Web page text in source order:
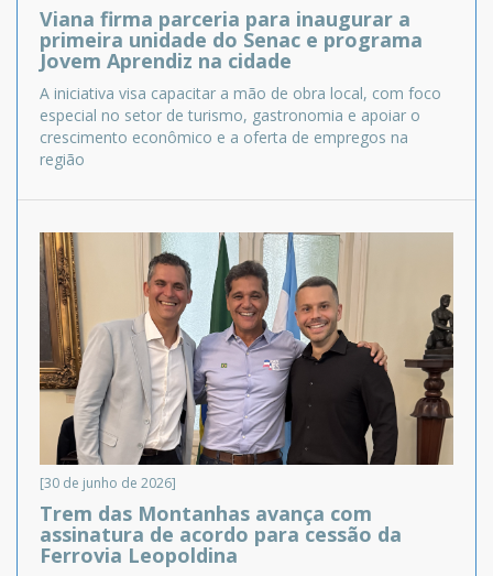
Viana firma parceria para inaugurar a
primeira unidade do Senac e programa
Jovem Aprendiz na cidade
A iniciativa visa capacitar a mão de obra local, com foco
especial no setor de turismo, gastronomia e apoiar o
crescimento econômico e a oferta de empregos na
região
[30 de junho de 2026]
Trem das Montanhas avança com
assinatura de acordo para cessão da
Ferrovia Leopoldina